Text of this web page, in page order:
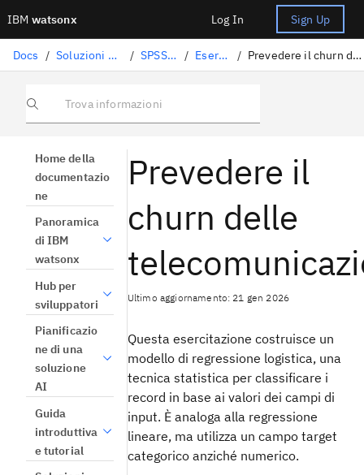
IBM watsonx Log In Sign Up
Docs / Soluzioni di data science / SPSS Modeler / Esercitazioni / Prevedere il churn delle telecomunicazioni
Trova informazioni
Home della
documentazio
ne
Panoramica
di IBM
watsonx
Hub per
sviluppatori
Pianificazio
ne di una
soluzione
AI
Guida
introduttiva
e tutorial
Prevedere il
churn delle
Ultimo aggiornamento: 21 gen 2026
Questa esercitazione costruisce un
modello di regressione logistica, una
tecnica statistica per classificare i
record in base ai valori dei campi di
input. È analoga alla regressione
lineare, ma utilizza un campo target
categorico anziché numerico.